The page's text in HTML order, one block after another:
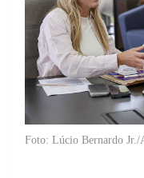
Foto: Lúcio Bernardo Jr./